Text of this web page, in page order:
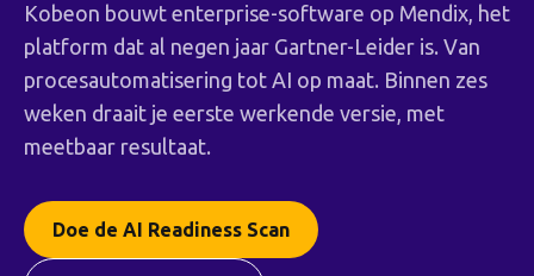
Kobeon bouwt enterprise-software op Mendix, het
platform dat al negen jaar Gartner-Leider is. Van
procesautomatisering tot AI op maat. Binnen zes
weken draait je eerste werkende versie, met
meetbaar resultaat.
Doe de AI Readiness Scan